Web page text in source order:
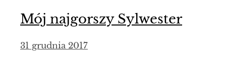
Mój najgorszy Sylwester
31 grudnia 2017